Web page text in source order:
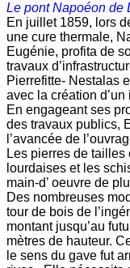
Le pont Napoéon de
En juillet 1859, lors
une cure thermale,
Eugénie, profita de
travaux
Pierrefitte- Nestalas
avec la création
En engageant ses
des travaux publics,
l’avancée de
Les pierres de
lourdaises et les
main-d’ oeuvre de
Des nombreuses
tour de bois de
montant jusqu’au
mètres de hauteur.
le sens du gave fut